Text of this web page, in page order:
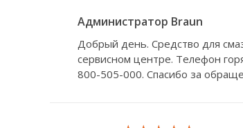
Администратор Braun
Добрый день. Средство для
сервисном центре. Телефон
800-505-000. Спасибо за